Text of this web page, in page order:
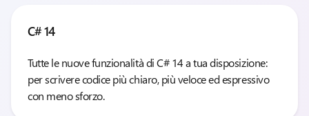
C# 14
Tutte le nuove funzionalità di C# 14 a tua disposizione:
per scrivere codice più chiaro, più veloce ed espressivo
con meno sforzo.